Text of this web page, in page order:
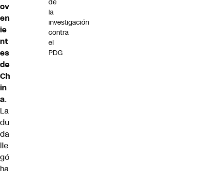
ov
en
ie
nt
es
de
Ch
in
a.
La
du
da
lle
gó
ha
de
la
investigación
contra
el
PDG